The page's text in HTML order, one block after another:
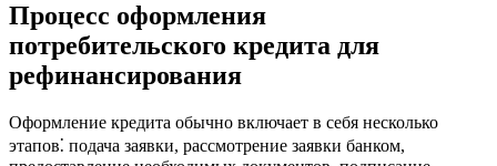
Процесс оформления
потребительского кредита для
рефинансирования
Оформление кредита обычно включает в себя несколько
этапов⁚ подача заявки, рассмотрение заявки банком,